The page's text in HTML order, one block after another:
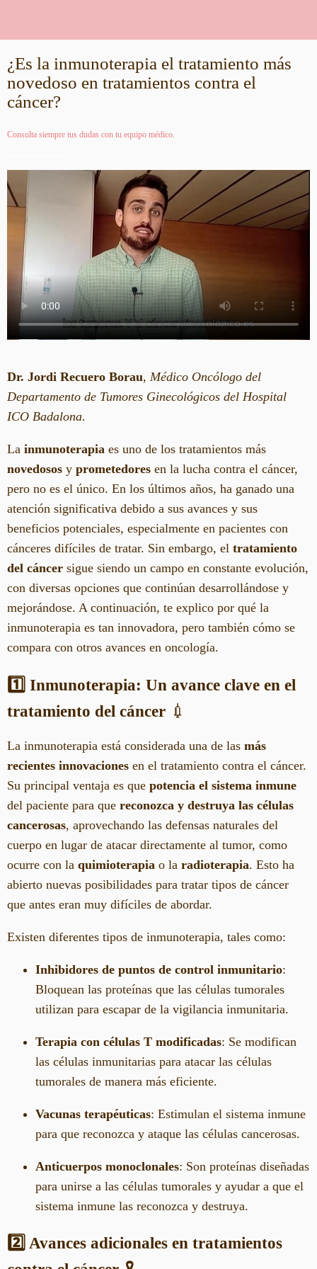
¿Es la inmunoterapia el tratamiento más
novedoso en tratamientos contra el
cáncer?
Consulta siempre tus dudas con tu equipo médico.
Dr. Jordi Recuero Borau, Médico Oncólogo del
Departamento de Tumores Ginecológicos del Hospital
ICO Badalona.
La inmunoterapia es uno de los tratamientos más
novedosos y prometedores en la lucha contra el cáncer,
pero no es el único. En los últimos años, ha ganado una
atención significativa debido a sus avances y sus
beneficios potenciales, especialmente en pacientes con
cánceres difíciles de tratar. Sin embargo, el tratamiento
del cáncer sigue siendo un campo en constante evolución,
con diversas opciones que continúan desarrollándose y
mejorándose. A continuación, te explico por qué la
inmunoterapia es tan innovadora, pero también cómo se
compara con otros avances en oncología.
1️⃣ Inmunoterapia: Un avance clave en el
tratamiento del cáncer 💉
La inmunoterapia está considerada una de las más
recientes innovaciones en el tratamiento contra el cáncer.
Su principal ventaja es que potencia el sistema inmune
del paciente para que reconozca y destruya las células
cancerosas, aprovechando las defensas naturales del
cuerpo en lugar de atacar directamente al tumor, como
ocurre con la quimioterapia o la radioterapia. Esto ha
abierto nuevas posibilidades para tratar tipos de cáncer
que antes eran muy difíciles de abordar.
Existen diferentes tipos de inmunoterapia, tales como:
Inhibidores de puntos de control inmunitario:
Bloquean las proteínas que las células tumorales
utilizan para escapar de la vigilancia inmunitaria.
Terapia con células T modificadas: Se modifican
las células inmunitarias para atacar las células
tumorales de manera más eficiente.
Vacunas terapéuticas: Estimulan el sistema inmune
para que reconozca y ataque las células cancerosas.
Anticuerpos monoclonales: Son proteínas diseñadas
para unirse a las células tumorales y ayudar a que el
sistema inmune las reconozca y destruya.
2️⃣ Avances adicionales en tratamientos